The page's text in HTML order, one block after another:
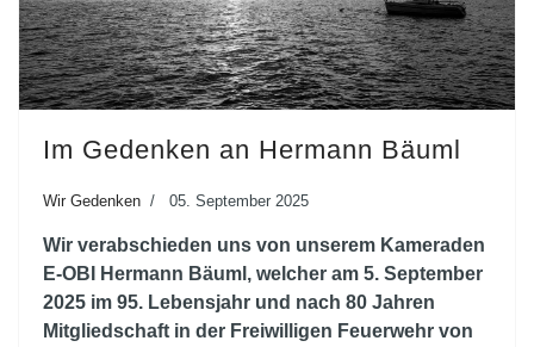
Im Gedenken an Hermann Bäuml
Wir Gedenken 05. September 2025
Wir verabschieden uns von unserem Kameraden
E-OBI Hermann Bäuml, welcher am 5. September
2025 im 95. Lebensjahr und nach 80 Jahren
Mitgliedschaft in der Freiwilligen Feuerwehr von